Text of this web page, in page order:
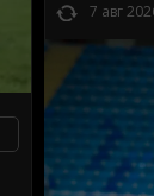
7 авг